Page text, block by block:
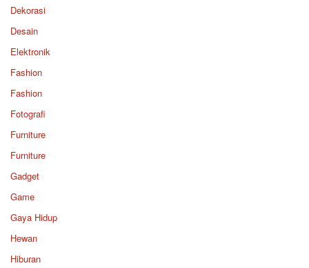
Dekorasi
Desain
Elektronik
Fashion
Fashion
Fotografi
Furniture
Furniture
Gadget
Game
Gaya Hidup
Hewan
Hiburan